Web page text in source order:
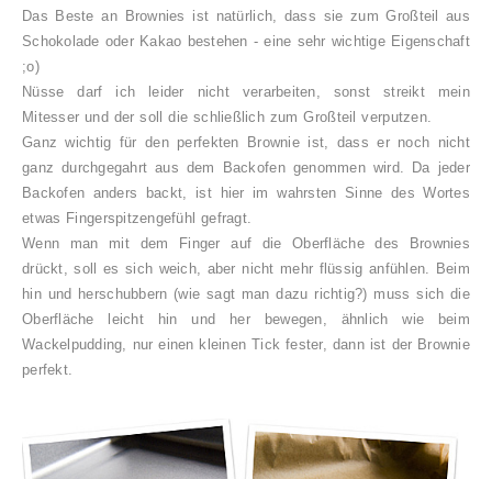
Das Beste an Brownies ist natürlich, dass sie zum Großteil aus
Schokolade oder Kakao bestehen - eine sehr wichtige Eigenschaft
;o)
Nüsse darf ich leider nicht verarbeiten, sonst streikt mein
Mitesser und der soll die schließlich zum Großteil verputzen.
Ganz wichtig für den perfekten Brownie ist, dass er noch nicht
ganz durchgegahrt aus dem Backofen genommen wird. Da jeder
Backofen anders backt, ist hier im wahrsten Sinne des Wortes
etwas Fingerspitzengefühl gefragt.
Wenn man mit dem Finger auf die Oberfläche des Brownies
drückt, soll es sich weich, aber nicht mehr flüssig anfühlen. Beim
hin und herschubbern (wie sagt man dazu richtig?) muss sich die
Oberfläche leicht hin und her bewegen, ähnlich wie beim
Wackelpudding, nur einen kleinen Tick fester, dann ist der Brownie
perfekt.